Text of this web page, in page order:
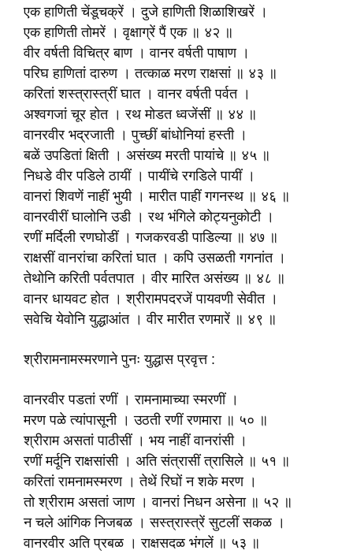
एक हाणिती चेंडूचक्रें । दुजे हाणिती शिळाशिखरें ।
एक हाणिती तोमरें । वृक्षाग्रें पैं एक ॥ ४२ ॥
वीर वर्षती विचित्र बाण । वानर वर्षती पाषाण ।
परिघ हाणितां दारुण । तत्काळ मरण राक्षसां ॥ ४३ ॥
करितां शस्त्रास्त्रीं घात । वानर वर्षती पर्वत ।
अश्वगजां चूर होत । रथ मोडत ध्वजेंसीं ॥ ४४ ॥
वानरवीर भद्रजाती । पुच्छीं बांधोनियां हस्ती ।
बळें उपडितां क्षिती । असंख्य मरती पायांचे ॥ ४५ ॥
निधडे वीर पडिले ठायीं । पायींचे रगडिले पायीं ।
वानरां शिवणें नाहीं भुयी । मारीत पाहीं गगनस्थ ॥ ४६ ॥
वानरवीरीं घालोनि उडी । रथ भंगिले कोट्यनुकोटी ।
रणीं मर्दिली रणघोडीं । गजकरवडी पाडिल्या ॥ ४७ ॥
राक्षसीं वानरांचा करितां घात । कपि उसळती गगनांत ।
तेथोनि करिती पर्वतपात । वीर मारित असंख्य ॥ ४८ ॥
वानर धायवट होत । श्रीरामपदरजें पायवणी सेवीत ।
सवेचि येवोनि युद्धाआंत । वीर मारीत रणमारें ॥ ४९ ॥
श्रीरामनामस्मरणाने पुनः युद्धास प्रवृत्त :
वानरवीर पडतां रणीं । रामनामाच्या स्मरणीं ।
मरण पळे त्यांपासूनी । उठती रणीं रणमारा ॥ ५० ॥
श्रीराम असतां पाठीसीं । भय नाहीं वानरांसी ।
रणीं मर्दूनि राक्षसांसी । अति संत्रासीं त्रासिले ॥ ५१ ॥
करितां रामनामस्मरण । तेथें रिघों न शके मरण ।
तो श्रीराम असतां जाण । वानरां निधन असेना ॥ ५२ ॥
न चले आंगिक निजबळ । सस्त्रास्त्रें सुटलीं सकळ ।
वानरवीर अति प्रबळ । राक्षसदळ भंगलें ॥ ५३ ॥